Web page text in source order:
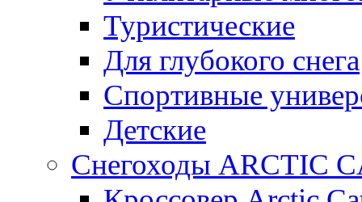
Туристические
Для глубокого снега
Спортивные
Детские
Снегоходы ARCTIC